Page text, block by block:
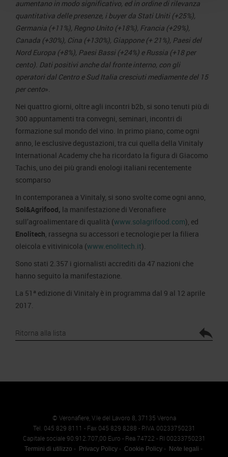
aumentano in modo significativo, ed in ordine di rilevanza
quantitativa delle presenze, i buyer da Stati Uniti (+25%),
Germania (+11%), Regno Unito (+18%), Francia (+29%),
Canada (+30%), Cina (+130%), Giappone (+ 21%), Paesi del
Nord Europa (+8%), Paesi Bassi (+24%) e Russia (+18 per
cento). Dati positivi anche dal fronte interno, con gli
operatori dal Centro e Sud Italia cresciuti mediamente del 15
per cento».
Nei quattro giorni, oltre agli incontri b2b, si sono tenuti più di
300 appuntamenti tra convegni, seminari, incontri di
formazione sul mondo del vino. In primo piano, come ogni
anno, le esclusive degustazioni, tra cui quella della Vinitaly
International Academy che ha ricordato la figura di Giacomo
Tachis, uno dei più grandi enologi italiani recentemente
scomparso
In contemporanea a Vinitaly, si sono svolte come ogni anno,
Sol&Agrifood, la manifestazione di Veronafiere
sull’agroalimentare di qualità (www.solagrifood.com), ed
Enolitech, rassegna su accessori e tecnologie per la filiera
oleicola e vitivinicola (www.enolitech.it).
Sono stati 2.357 i giornalisti accrediti da 47 nazioni che
hanno seguito la manifestazione.
La 51ª edizione di Vinitaly è in programma dal 9 al 12 aprile
2017.
Ritorna alla lista
© Veronafiere, V.le del Lavoro 8, 37135 Verona
Tel. 045 829 8111 - Fax 045 829 8288 - P.IVA 00233750231
Capitale sociale 90.912.707,00 Euro - Rea 74722 - RI 00233750231
Termini di utilizzo Privacy Policy Cookie Policy
Note legali